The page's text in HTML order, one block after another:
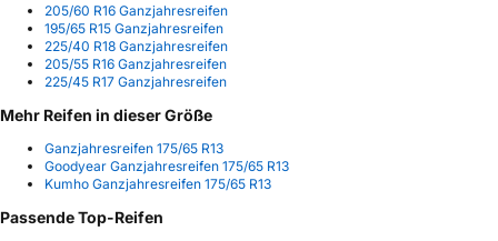
205/60 R16 Ganzjahresreifen
195/65 R15 Ganzjahresreifen
225/40 R18 Ganzjahresreifen
205/55 R16 Ganzjahresreifen
225/45 R17 Ganzjahresreifen
Mehr Reifen in dieser Größe
Ganzjahresreifen 175/65 R13
Goodyear Ganzjahresreifen 175/65 R13
Kumho Ganzjahresreifen 175/65 R13
Passende Top-Reifen